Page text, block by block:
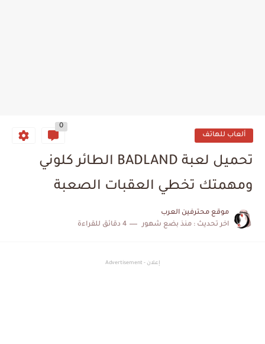
ألعاب للهاتف
0
تحميل لعبة BADLAND الطائر كلوني
ومهمتك تخطي العقبات الصعبة
موقع محترفين العرب
اخر تحديث : منذ بضع شهور 4 دقائق للقراءة
إعلان - Advertisement